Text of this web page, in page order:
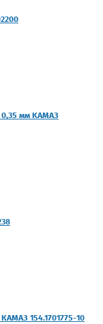
0,35 мм КАМАЗ
154.1701775-10